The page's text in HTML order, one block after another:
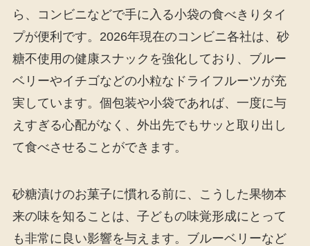
ら、コンビニなどで手に入る小袋の食べきりタイ
プが便利です。2026年現在のコンビニ各社は、砂
糖不使用の健康スナックを強化しており、ブルー
ベリーやイチゴなどの小粒なドライフルーツが充
実しています。個包装や小袋であれば、一度に与
えすぎる心配がなく、外出先でもサッと取り出し
て食べさせることができます。
砂糖漬けのお菓子に慣れる前に、こうした果物本
来の味を知ることは、子どもの味覚形成にとって
も非常に良い影響を与えます。ブルーベリーなど